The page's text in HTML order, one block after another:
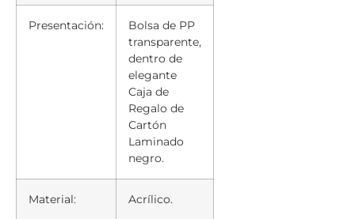
Presentación:
Bolsa de PP
transparente,
dentro de
elegante
Caja de
Regalo de
Cartón
Laminado
negro.
Material: Acrílico.